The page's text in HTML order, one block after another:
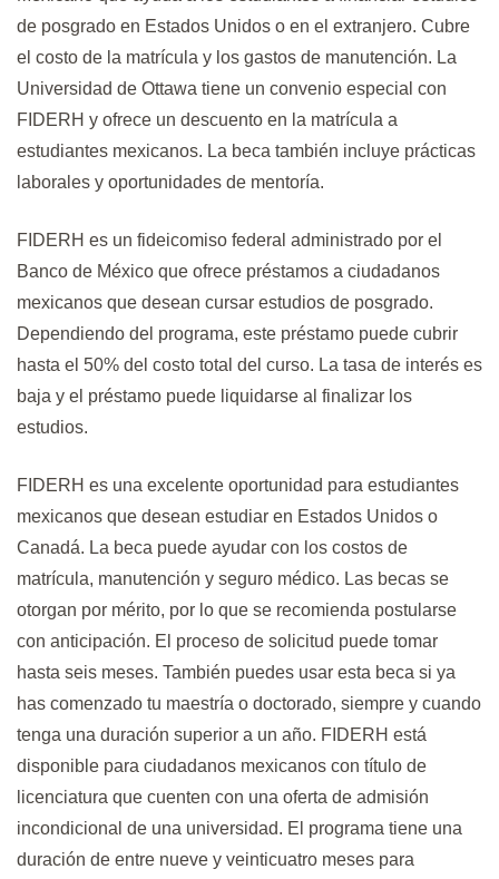
de posgrado en Estados Unidos o en el extranjero. Cubre
el costo de la matrícula y los gastos de manutención. La
Universidad de Ottawa tiene un convenio especial con
FIDERH y ofrece un descuento en la matrícula a
estudiantes mexicanos. La beca también incluye prácticas
laborales y oportunidades de mentoría.
FIDERH es un fideicomiso federal administrado por el
Banco de México que ofrece préstamos a ciudadanos
mexicanos que desean cursar estudios de posgrado.
Dependiendo del programa, este préstamo puede cubrir
hasta el 50% del costo total del curso. La tasa de interés es
baja y el préstamo puede liquidarse al finalizar los
estudios.
FIDERH es una excelente oportunidad para estudiantes
mexicanos que desean estudiar en Estados Unidos o
Canadá. La beca puede ayudar con los costos de
matrícula, manutención y seguro médico. Las becas se
otorgan por mérito, por lo que se recomienda postularse
con anticipación. El proceso de solicitud puede tomar
hasta seis meses. También puedes usar esta beca si ya
has comenzado tu maestría o doctorado, siempre y cuando
tenga una duración superior a un año. FIDERH está
disponible para ciudadanos mexicanos con título de
licenciatura que cuenten con una oferta de admisión
incondicional de una universidad. El programa tiene una
duración de entre nueve y veinticuatro meses para